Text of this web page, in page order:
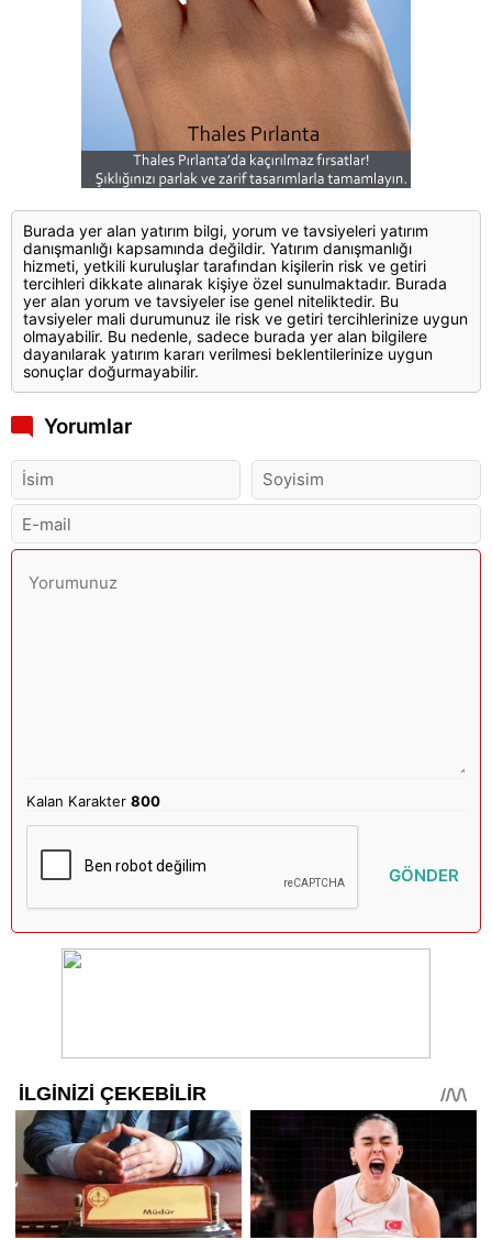
Burada yer alan yatırım bilgi, yorum ve tavsiyeleri yatırım
danışmanlığı kapsamında değildir. Yatırım danışmanlığı
hizmeti, yetkili kuruluşlar tarafından kişilerin risk ve getiri
tercihleri dikkate alınarak kişiye özel sunulmaktadır. Burada
yer alan yorum ve tavsiyeler ise genel niteliktedir. Bu
tavsiyeler mali durumunuz ile risk ve getiri tercihlerinize uygun
olmayabilir. Bu nedenle, sadece burada yer alan bilgilere
dayanılarak yatırım kararı verilmesi beklentilerinize uygun
sonuçlar doğurmayabilir.
Yorumlar
Kalan Karakter800
GÖNDER